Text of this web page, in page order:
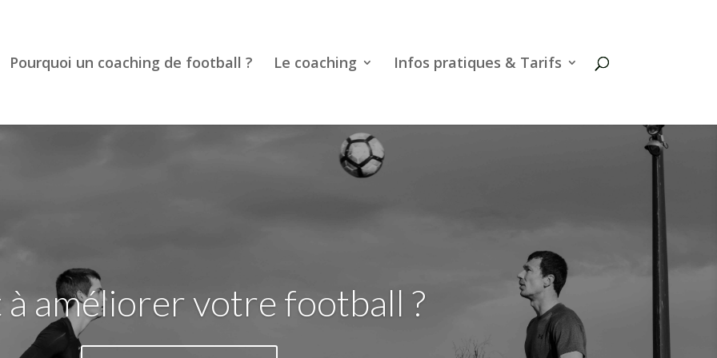
Pourquoi un coaching de football ? Le coaching Infos pratiques & Tarifs
améliorer votre football ?